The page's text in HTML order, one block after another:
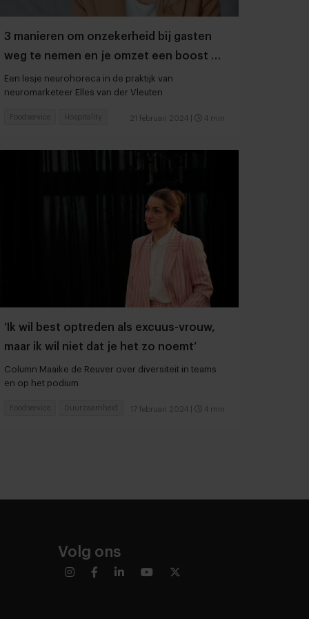
3 manieren om onzekerheid bij gasten
weg te nemen en je omzet een boost te
geven
Een lesje neurohoreca in de praktijk van
neuromarketeer Elles van der Vleuten
21 februari 2024 4 min
Foodservice Hospitality
‘Ik wil best optreden als excuus-vrouw,
maar ik wil niet dat je het zo noemt’
Column Maaike de Reuver over diversiteit in teams
en op het podium
17 februari 2024 4 min
Foodservice Duurzaamheid
Volg ons